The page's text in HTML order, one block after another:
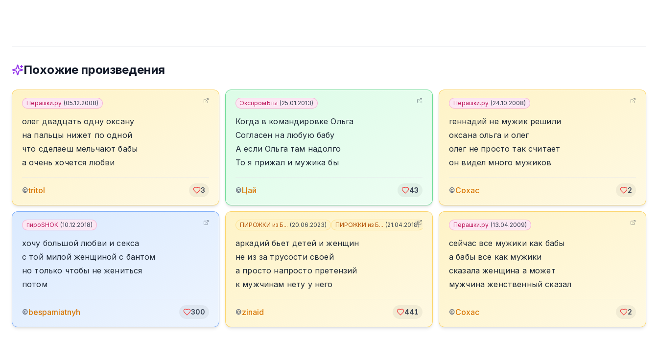
Похожие произведения
Перашки.ру (05.12.2008)
олег двадцать одну оксану
на пальцы нижет по одной
что сделаеш мельчают бабы
а очень хочется любви
©tritol 3
ЭкспромЪты (25.01.2013)
Когда в командировке Ольга
Согласен на любую бабу
А если Ольга там надолго
То я прижал и мужика бы
©Цай 43
Перашки.ру (24.10.2008)
геннадий не мужик решили
оксана ольга и олег
олег не просто так считает
он видел много мужиков
©Сохас 2
пироSHOK (10.12.2018)
хочу большой любви и секса
с той милой женщиной с бантом
но только чтобы не жениться
потом
©bespamiatnyh 300
ПИРОЖКИ из Б... (20.06.2023) ПИРОЖКИ из Б... (21.04.2018)
аркадий бьет детей и женщин
не из за трусости своей
а просто напросто претензий
к мужчинам нету у него
©zinaid 441
Перашки.ру (13.04.2009)
сейчас все мужики как бабы
а бабы все как мужики
сказала женщина а может
мужчина женственный сказал
©Сохас 2